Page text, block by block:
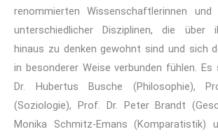
renommierten Wissenschaftlerinnen und
unterschiedlicher Disziplinen, die über
hinaus zu denken gewohnt sind und sich
in besonderer Weise verbunden fühlen. Es
Dr. Hubertus Busche (Philosophie),
(Soziologie), Prof. Dr. Peter Brandt
Monika Schmitz-Emans (Komparatistik)